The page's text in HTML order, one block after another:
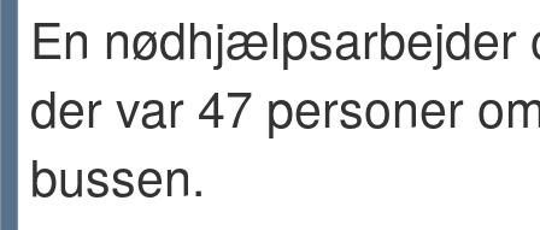
En nødhjælpsarbejder
der var 47 personer
bussen.